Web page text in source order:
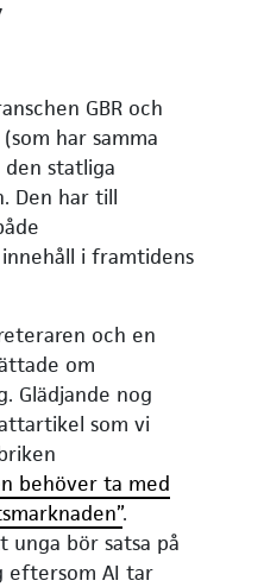
GBR och
har samma
statliga
Den har till
i framtidens
och en
om
Glädjande nog
som vi
behöver ta med
.
unga bör satsa på
eftersom AI tar